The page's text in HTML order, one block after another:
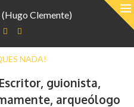
(Hugo Clemente)
Escritor, guionista,
arqueólogo